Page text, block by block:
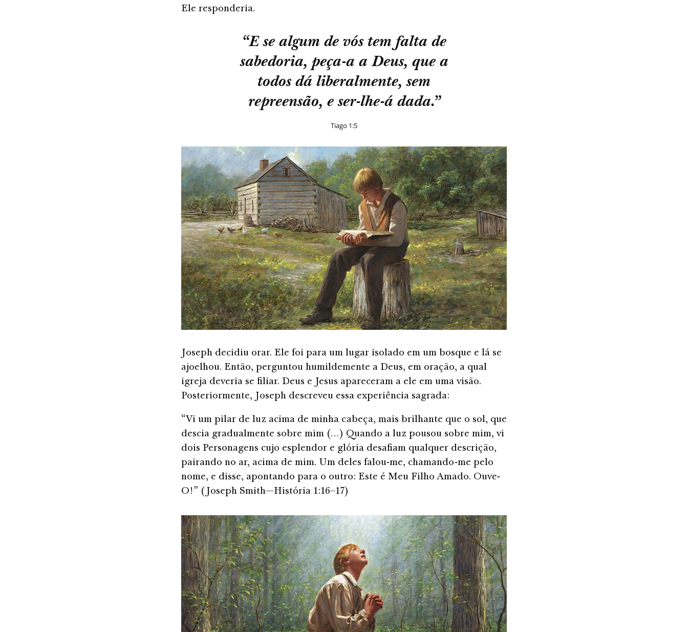
Ele responderia.
“E se algum de vós tem falta de
sabedoria, peça-a a Deus, que a
todos dá liberalmente, sem
repreensão, e ser-lhe-á dada.”
Tiago 1:5
Joseph decidiu orar. Ele foi para um lugar isolado em um bosque e lá se
ajoelhou. Então, perguntou humildemente a Deus, em oração, a qual
igreja deveria se filiar. Deus e Jesus apareceram a ele em uma visão.
Posteriormente, Joseph descreveu essa experiência sagrada:
“Vi um pilar de luz acima de minha cabeça, mais brilhante que o sol, que
descia gradualmente sobre mim (…) Quando a luz pousou sobre mim, vi
dois Personagens cujo esplendor e glória desafiam qualquer descrição,
pairando no ar, acima de mim. Um deles falou-me, chamando-me pelo
nome, e disse, apontando para o outro: Este é Meu Filho Amado. Ouve-
O!” (Joseph Smith—História 1:16–17)